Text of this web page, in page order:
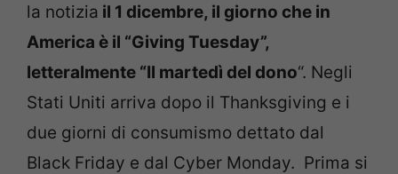
la notizia il 1 dicembre, il giorno che in
America è il “Giving Tuesday”,
letteralmente “Il martedì del dono“. Negli
Stati Uniti arriva dopo il Thanksgiving e i
due giorni di consumismo dettato dal
Black Friday e dal Cyber Monday. Prima si